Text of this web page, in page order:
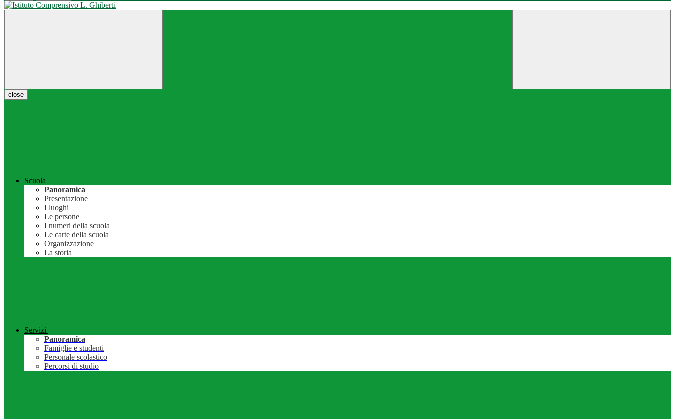
close
Scuola
Panoramica
Presentazione
I luoghi
Le persone
I numeri della scuola
Le carte della scuola
Organizzazione
La storia
Servizi
Panoramica
Famiglie e studenti
Personale scolastico
Percorsi di studio